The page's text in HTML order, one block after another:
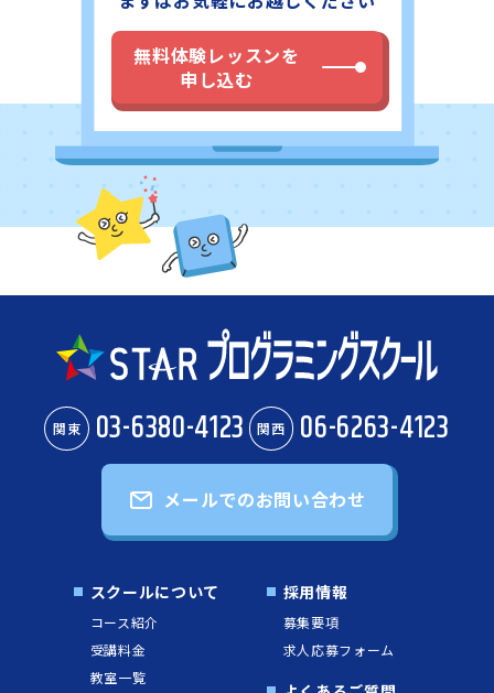
無料体験レッスンを
申し込む
関東 03-6380-4123 関西 06-6263-4123
メールでのお問い合わせ
スクールについて
コース紹介
受講料金
教室一覧
採用情報
募集要項
求人応募フォーム